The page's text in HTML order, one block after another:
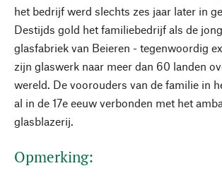
het bedrijf werd slechts zes jaar later in
Destijds gold het familiebedrijf als de
glasfabriek van Beieren - tegenwoordig
zijn glaswerk naar meer dan 60 landen
wereld. De voorouders van de familie in
al in de 17e eeuw verbonden met het
glasblazerij.
Opmerking: